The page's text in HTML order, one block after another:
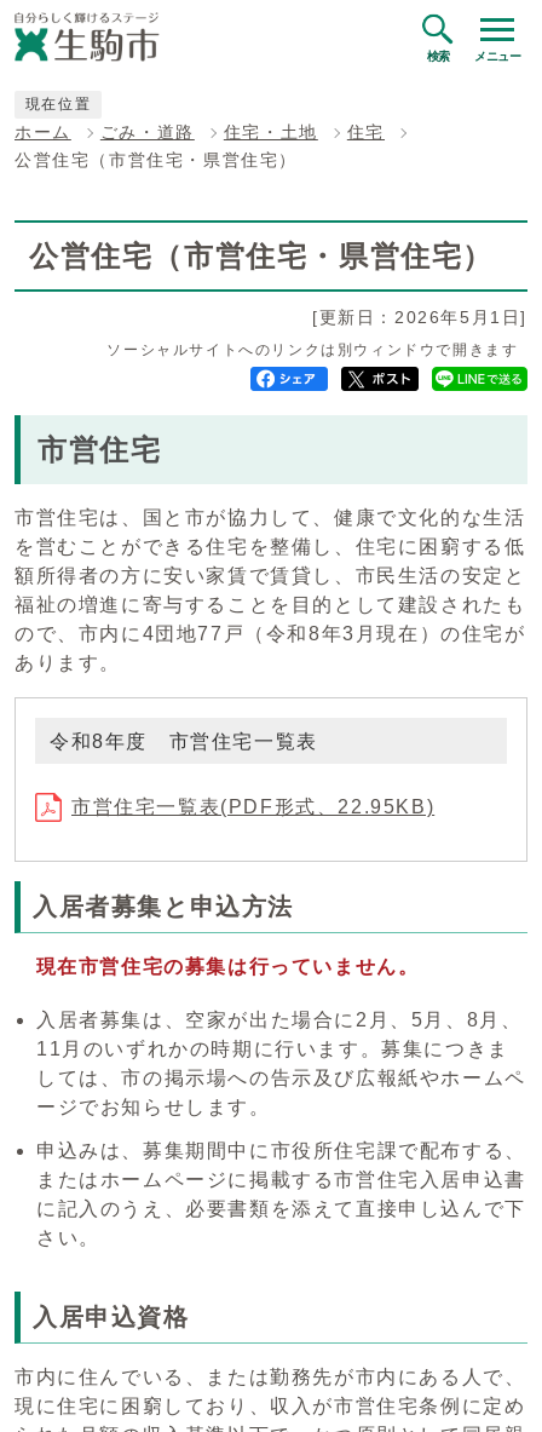
検索 メニュー
現在位置
ホーム ごみ・道路 住宅・土地
住宅
公営住宅（市営住宅・県営住宅）
公営住宅（市営住宅・県営住宅）
[更新日：2026年5月1日]
ソーシャルサイトへのリンクは別ウィンドウで開きます
市営住宅
市営住宅は、国と市が協力して、健康で文化的な生活
を営むことができる住宅を整備し、住宅に困窮する低
額所得者の方に安い家賃で賃貸し、市民生活の安定と
福祉の増進に寄与することを目的として建設されたも
ので、市内に4団地77戸（令和8年3月現在）の住宅が
あります。
令和8年度 市営住宅一覧表
市営住宅一覧表(PDF形式、22.95KB)
入居者募集と申込方法
現在市営住宅の募集は行っていません。
入居者募集は、空家が出た場合に2月、5月、8月、
11月のいずれかの時期に行います。募集につきま
しては、市の掲示場への告示及び広報紙やホームペ
ージでお知らせします。
申込みは、募集期間中に市役所住宅課で配布する、
またはホームページに掲載する市営住宅入居申込書
に記入のうえ、必要書類を添えて直接申し込んで下
さい。
入居申込資格
市内に住んでいる、または勤務先が市内にある人で、
現に住宅に困窮しており、収入が市営住宅条例に定め